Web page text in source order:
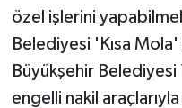
özel işlerini
Belediyesi 'Kısa
Büyükşehir Belediyesi
engelli nakil